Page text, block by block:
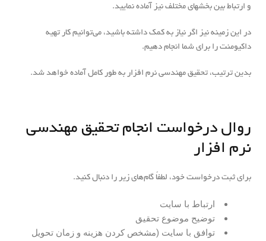
و ارتباط بین بخش‎های مختلف نیز آماده نمایید.
در این زمینه نیز اگر نیاز به کمک داشته باشید، می‏‌توانیم کار تهیه
داکیومنت را برای شما انجام دهیم.
بدین ترتیب، تحقیق مهندسی نرم افزار به طور کامل آماده خواهد شد.
روال درخواست انجام تحقیق مهندسی
نرم افزار
برای ثبت درخواست خود، لطفاً گام‌های زیر را دنبال کنید.
ارتباط با سایت
توضیح موضوع تحقیق
توافق با سایت (مشخص کردن هزینه و زمان تحویل